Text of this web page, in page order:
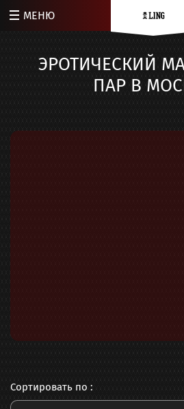
МЕНЮ
ЭРОТИЧЕСКИЙ
ПАР В
Сортировать по :